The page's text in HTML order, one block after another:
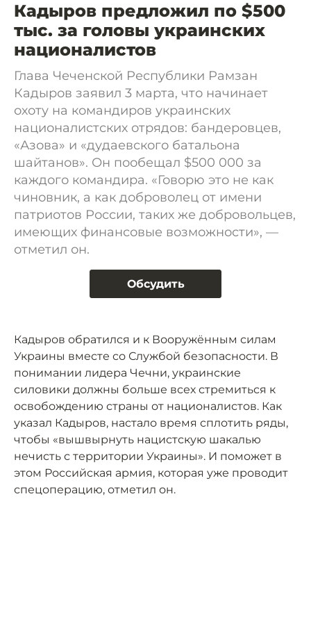
Кадыров предложил по $500
тыс. за головы украинских
националистов
Глава Чеченской Республики Рамзан
Кадыров заявил 3 марта, что начинает
охоту на командиров украинских
националистских отрядов: бандеровцев,
«Азова» и «дудаевского батальона
шайтанов». Он пообещал $500 000 за
каждого командира. «Говорю это не как
чиновник, а как доброволец от имени
патриотов России, таких же добровольцев,
имеющих финансовые возможности», —
отметил он.
Обсудить
Кадыров обратился и к Вооружённым силам
Украины вместе со Службой безопасности. В
понимании лидера Чечни, украинские
силовики должны больше всех стремиться к
освобождению страны от националистов. Как
указал Кадыров, настало время сплотить ряды,
чтобы «вышвырнуть нацистскую шакалью
нечисть с территории Украины». И поможет в
этом Российская армия, которая уже проводит
спецоперацию, отметил он.